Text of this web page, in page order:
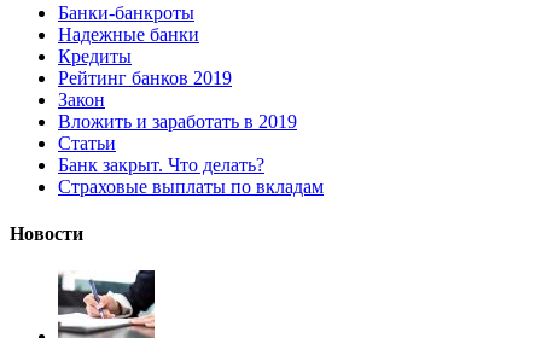
Банки-банкроты
Надежные банки
Кредиты
Рейтинг банков 2019
Закон
Вложить и заработать в 2019
Статьи
Банк закрыт. Что делать?
Страховые выплаты по вкладам
Новости